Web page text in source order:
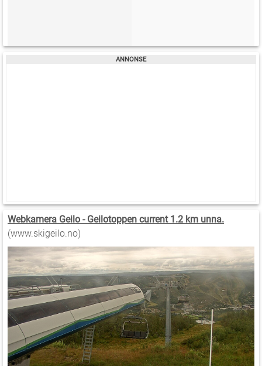
Webkamera Geilo - Geilotoppen current 1.2 km unna.
(www.skigeilo.no)